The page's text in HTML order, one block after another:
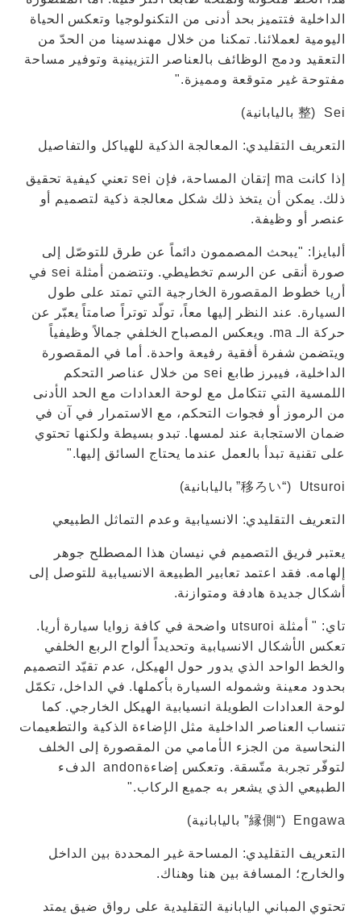
الداخلية فتتميز بحد أدنى من التكنولوجيا وتعكس الحياة
اليومية لعملائنا. تمكنا من خلال مهندسينا من الحدّ من
التعقيد ودمج الوظائف بالعناصر التزيينية وتوفير مساحة
مفتوحة غير متوقعة ومميزة."
Sei (整 باليابانية)
التعريف التقليدي: المعالجة الذكية للهياكل والتفاصيل
إذا كانت ma إتقان المساحة، فإن sei تعني كيفية تحقيق
ذلك. يمكن أن يتخذ ذلك شكل معالجة ذكية لتصميم أو
عنصر أو وظيفة.
ألبايزا: "يبحث المصممون دائماً عن طرق للتوصّل إلى
صورة أنقى عن الرسم تخطيطي. وتتضمن أمثلة sei في
أريا خطوط المقصورة الخارجية التي تمتد على طول
السيارة. عند النظر إليها معاً، تولّد توتراً صامتاً يعبّر عن
حركة الـ ma. ويعكس المصباح الخلفي جمالاً وظيفياً
ويتضمن شفرة أفقية رفيعة واحدة. أما في المقصورة
الداخلية، فيبرز طابع sei من خلال عناصر التحكم
اللمسية التي تتكامل مع لوحة العدادات مع الحد الأدنى
من الرموز أو فجوات التحكم، مع الاستمرار في آن في
ضمان الاستجابة عند لمسها. تبدو بسيطة ولكنها تحتوي
على تقنية تبدأ بالعمل عندما يحتاج السائق إليها."
Utsuroi (“移ろい” باليابانية)
التعريف التقليدي: الانسيابية وعدم التماثل الطبيعي
يعتبر فريق التصميم في نيسان هذا المصطلح جوهر
إلهامه. فقد اعتمد تعابير الطبيعة الانسيابية للتوصل إلى
أشكال جديدة هادفة ومتوازنة.
تاي: " أمثلة utsuroi واضحة في كافة زوايا سيارة أريا.
تعكس الأشكال الانسيابية وتحديداً ألواح الربع الخلفي
والخط الواحد الذي يدور حول الهيكل، عدم تقيّد التصميم
بحدود معينة وشموله السيارة بأكملها. في الداخل، تكمّل
لوحة العدادات الطويلة انسيابية الهيكل الخارجي. كما
تنساب العناصر الداخلية مثل الإضاءة الذكية والتطعيمات
النحاسية من الجزء الأمامي من المقصورة إلى الخلف
لتوفّر تجربة متّسقة. وتعكس إضاءةandon الدفء
الطبيعي الذي يشعر به جميع الركاب."
Engawa (“縁側” باليابانية)
التعريف التقليدي: المساحة غير المحددة بين الداخل
والخارج؛ المسافة بين هنا وهناك.
تحتوي المباني اليابانية التقليدية على رواق ضيق يمتد